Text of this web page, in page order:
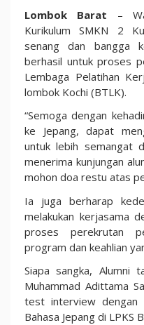
Senang
dan
Bangga,
WAKA
Kurikulum:
Alumni
2
Kuripan
bisa
Magang
Ke
Jepang
Lombok Barat –
Kurikulum SMKN 2
senang dan bangga
berhasil untuk proses
Lembaga Pelatihan
lombok Kochi (BTLK).
“Semoga dengan
ke Jepang, dapat
untuk lebih semangat
menerima kunjungan
mohon doa restu atas
Ia juga berharap
melakukan kerjasama
proses perekrutan
program dan keahlian
Siapa sangka, Alumni
Muhammad Adittama
test interview dengan
Bahasa Jepang di LPKS